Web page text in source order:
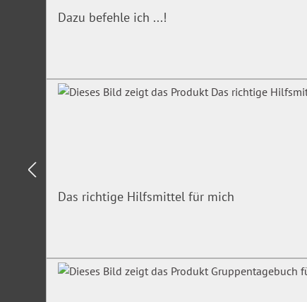
Dazu befehle ich ...!
Das richtige Hilfsmittel für mich